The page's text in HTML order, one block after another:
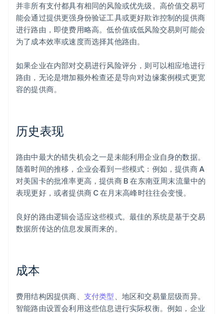
并非所有支付都具有相同的风险或优先级。高价值交易可
能会通过提供更强身份验证工具或更好欺诈控制的提供商
进行路由，即使费用略高。低价值或低风险交易则可能会
为了成本效率或速度而选择其他路由。
如果企业在内部对交易进行风险评分，则可以相应地进行
路由，无论是增加额外检查还是导向对边缘案例模式更宽
容的提供商。
历史表现
路由中最大的错失机会之一是未能利用企业自身的数据。
随着时间的推移，企业会看到一些模式：例如，提供商 A
对美国卡的批准率更高，提供商 B 在东南亚周末流量中的
表现更好，或者提供商 C 在月末高峰时往往会变慢。
良好的路由逻辑会适应这些模式。最佳的系统是基于交易
数据所传达的信息发展而来的。
成本
费用结构因提供商、 支付类型 、地区和交易量层级而异。
智能路由设置会利用这些信息进行实际权衡。例如，企业